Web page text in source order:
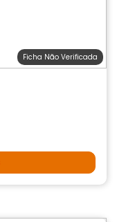
Ficha Não Verificada